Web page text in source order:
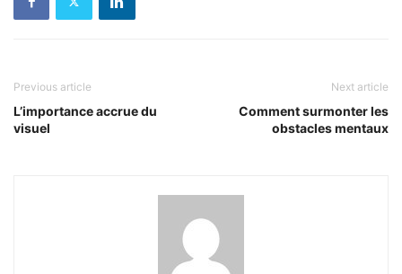
Previous article
L’importance accrue du
visuel
Next article
Comment surmonter les
obstacles mentaux